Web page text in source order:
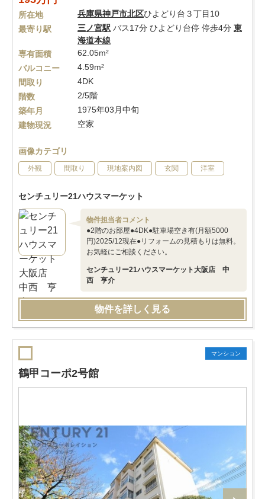
所在地 兵庫県神戸市北区ひよどり台３丁目10
最寄り駅
三ノ宮駅 バス17分 ひよどり台停 停歩4分 東
海道本線
専有面積
62.05m²
バルコニー
4.59m²
間取り
4DK
階数
2/5階
築年月
1975年03月中旬
建物現況
空家
画像カテゴリ
外観 間取り 現地案内図 玄関 洋室
センチュリー21ハウスマーケット
物件担当者コメント
●2階のお部屋●4DK●駐車場空き有(月額5000
円)2025/12現在●リフォームの見積もりは無料。
お気軽にご相談ください。
センチュリー21ハウスマーケット大阪店 中
西 亨介
物件を詳しく見る
マンション
鶴甲コーポ2号館